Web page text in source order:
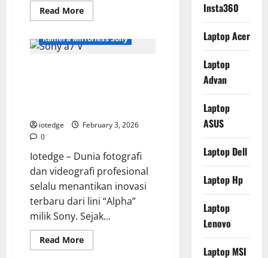
Read MoreRead
more
MSI
di
Ini!
Kamera Mirrorless
Kamera Mirrorless Sony
iotedge
February 3, 2026
0
Iotedge – Dunia fotografi
dan videografi profesional
selalu menantikan inovasi
terbaru dari lini “Alpha”
milik Sony. Sejak...
Read MoreRead
more
Insta360
Laptop Acer
Laptop
Advan
Laptop
ASUS
Laptop Dell
Laptop Hp
Laptop
Lenovo
Laptop MSI